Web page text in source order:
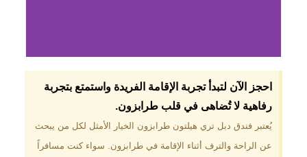
لماذا تختار فندق دبل
تري هيلتون
طرابزون؟
موقع مميز في قلب طرابزون بالقرب
احجز الآن لتبدأ تجربة الإقامة الفريدة واستمتع بتجربة
رفاهية لا تُضاهى في قلب طرابزون.​
يُعتبر فندق دبل تري هيلتون طرابزون الخيار الأمثل لكل من يبحث
عن الراحة والترف أثناء الإقامة في طرابزون. سواء كنت مسافراً